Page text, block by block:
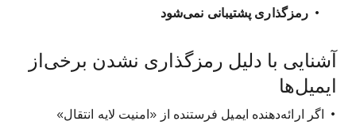
رمزگذاری پشتیبانی نمی‌شود
آشنایی با دلیل رمزگذاری نشدن برخی‌از
ایمیل‌ها
اگر ارائه‌دهنده ایمیل فرستنده از «امنیت لایه انتقال»